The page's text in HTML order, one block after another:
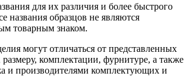
для их различия и более быстрого
названия образцов не являются
товарным знаком.
могут отличаться от представленных
размеру, комплектации, фурнитуре, а также
и производителями комплектующих и